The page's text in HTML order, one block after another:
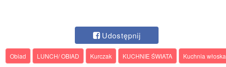
Udostępnij
Obiad LUNCH/ OBIAD Kurczak KUCHNIE ŚWIATA Kuchnia włoska